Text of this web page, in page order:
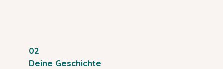
02
Deine Geschichte